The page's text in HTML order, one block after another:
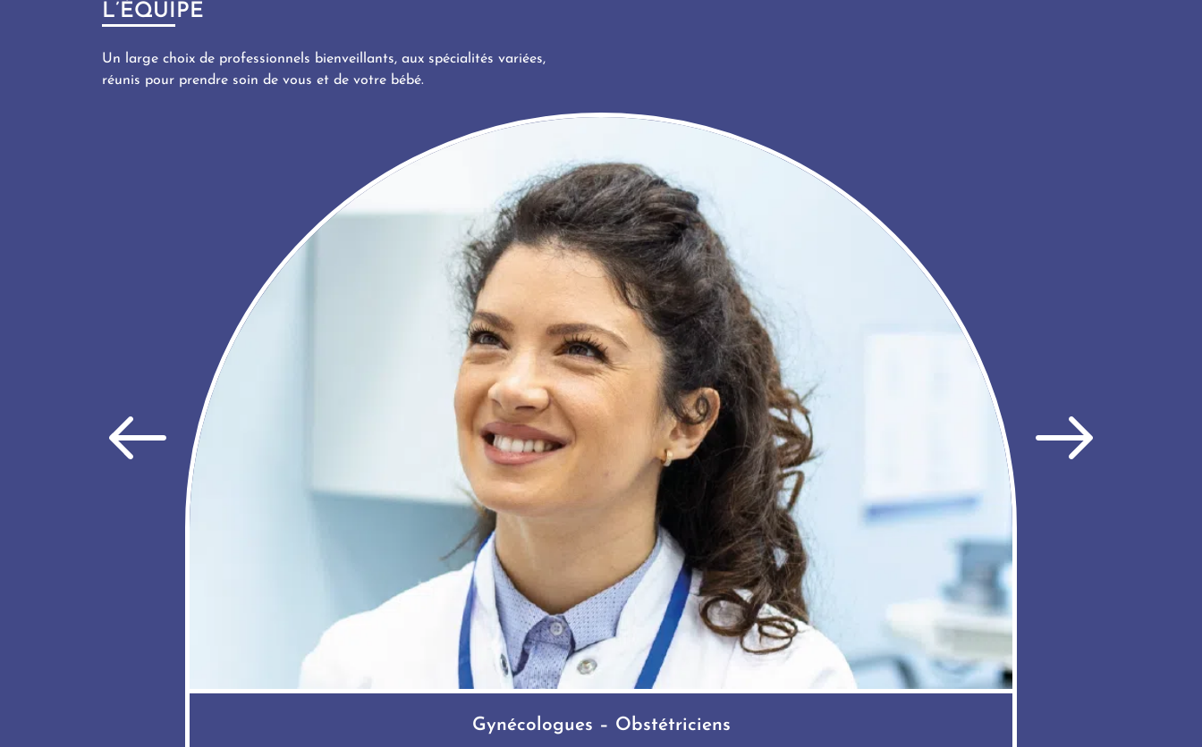
L’ÉQUIPE
Un large choix de professionnels bienveillants, aux spécialités variées,
réunis pour prendre soin de vous et de votre bébé.
Précédent
Gynécologues – Obstétriciens